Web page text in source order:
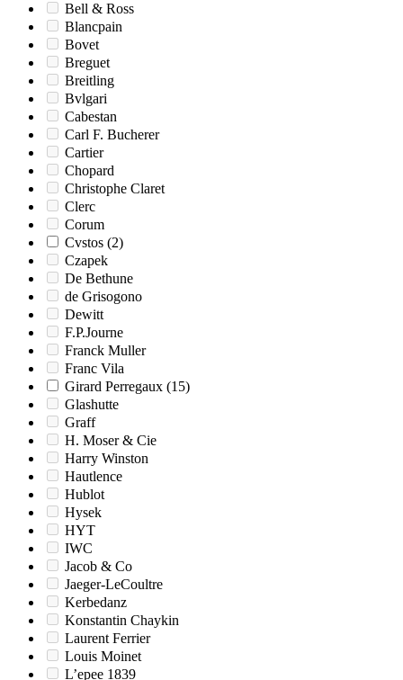
Bell & Ross
Blancpain
Bovet
Breguet
Breitling
Bvlgari
Cabestan
Carl F. Bucherer
Cartier
Chopard
Christophe Claret
Clerc
Corum
Cvstos (2)
Czapek
De Bethune
de Grisogono
Dewitt
F.P.Journe
Franck Muller
Franc Vila
Girard Perregaux (15)
Glashutte
Graff
H. Moser & Cie
Harry Winston
Hautlence
Hublot
Hysek
HYT
IWC
Jacob & Co
Jaeger-LeCoultre
Kerbedanz
Konstantin Chaykin
Laurent Ferrier
Louis Moinet
L’epee 1839